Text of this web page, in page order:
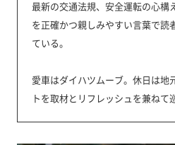
最新の交通法規、安全運転の心構
を正確かつ親しみやすい言葉で読
ている。
愛車はダイハツムーブ。休日は地
トを取材とリフレッシュを兼ねて